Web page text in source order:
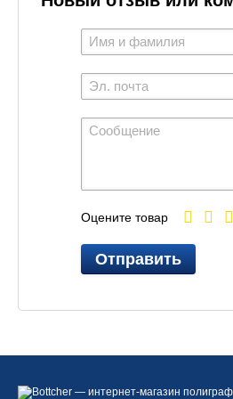
Оцените товар
Отправить